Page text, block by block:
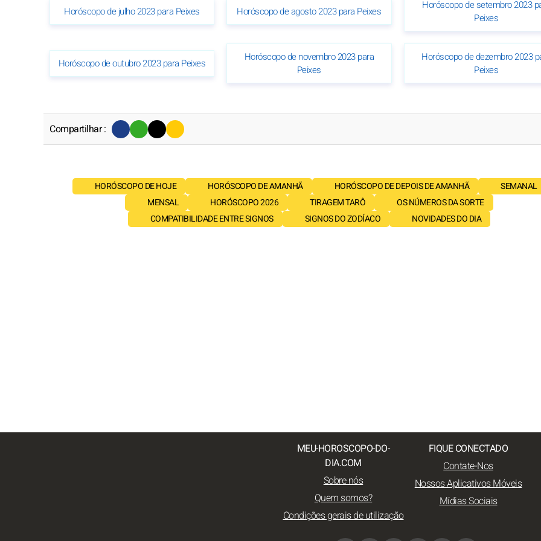
Horóscopo de julho 2023 para Peixes Horóscopo de agosto 2023 para Peixes
Horóscopo de setembro 2023
Peixes
Horóscopo de outubro 2023 para Peixes
Horóscopo de novembro 2023 para
Peixes
Horóscopo de dezembro 2023
Peixes
Compartilhar :
HORÓSCOPO DE HOJE HORÓSCOPO DE AMANHÃ HORÓSCOPO DE DEPOIS DE AMANHÃ
SEMANAL
MENSAL
HORÓSCOPO 2026 TIRAGEM TARÔ
OS NÚMEROS DA SORTE
COMPATIBILIDADE ENTRE SIGNOS
SIGNOS DO ZODÍACO NOVIDADES DO DIA
MEU-HOROSCOPO-DO-
DIA.COM
Sobre nós
Quem somos?
Condições gerais de utilização
FIQUE CONECTADO
Contate-Nos
Nossos Aplicativos Móveis
Mídias Sociais